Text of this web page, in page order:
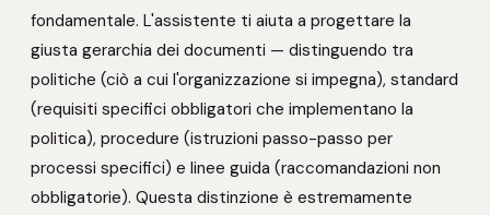
fondamentale. L'assistente ti aiuta a progettare la
giusta gerarchia dei documenti — distinguendo tra
politiche (ciò a cui l'organizzazione si impegna), standard
(requisiti specifici obbligatori che implementano la
politica), procedure (istruzioni passo-passo per
processi specifici) e linee guida (raccomandazioni non
obbligatorie). Questa distinzione è estremamente